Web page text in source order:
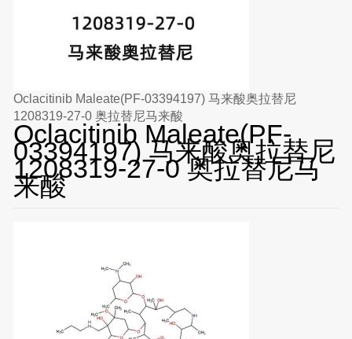
Oclacitinib Maleate(PF-03394197) 马来酸奥拉替尼
1208319-27-0 奥拉替尼马来酸
Oclacitinib Maleate(PF-
03394197) 马来酸奥拉替尼
1208319-27-0 奥拉替尼马
来酸